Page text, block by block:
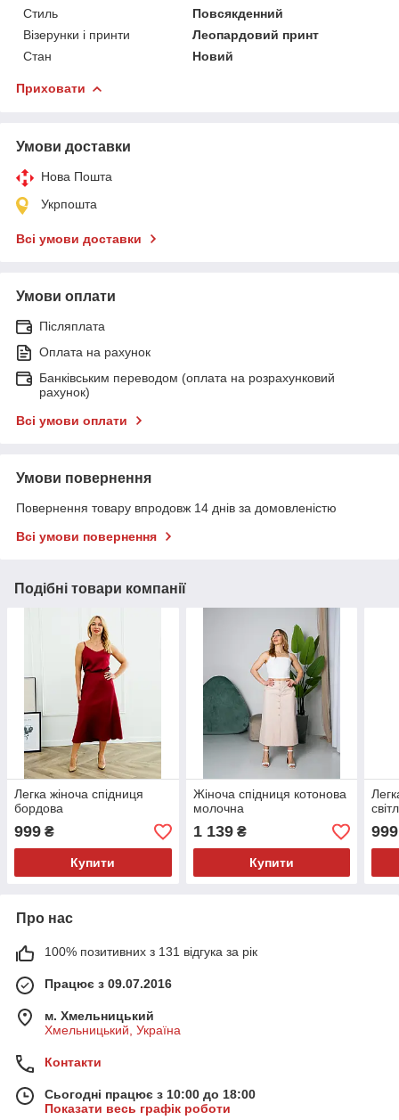
Стиль
Повсякденний
Візерунки і принти
Леопардовий принт
Стан
Новий
Приховати
Умови доставки
Нова Пошта
Укрпошта
Всі умови доставки
Умови оплати
Післяплата
Оплата на рахунок
Банківським переводом (оплата на розрахунковий
рахунок)
Всі умови оплати
Умови повернення
Повернення товару впродовж 14 днів за домовленістю
Всі умови повернення
Подібні товари компанії
Легка жіноча спідниця
бордова
999 ₴
Купити
Жіноча спідниця котонова
молочна
1 139₴
Купити
999
Про нас
100% позитивних з 131 відгука за рік
Працює з 09.07.2016
м. Хмельницький
Хмельницький, Україна
Контакти
Сьогодні працює з 10:00 до 18:00
Показати весь графік роботи